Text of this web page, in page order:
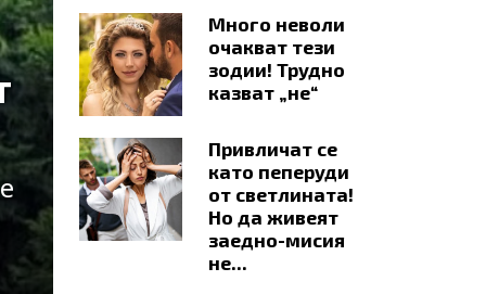
Много неволи
очакват тези
зодии! Трудно
казват „не“
Привличат се
като пеперуди
от светлината!
Но да живеят
заедно-мисия
не...